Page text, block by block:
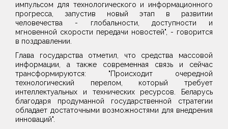
импульсом для технологического и информационного
прогресса, запустив новый этап в развитии
человечества - глобальности, доступности и
мгновенной скорости передачи новостей", - говорится
в поздравлении.
Глава государства отметил, что средства массовой
информации, а также современная связь и сейчас
трансформируются: "Происходит очередной
технологический перелом, который требует
интеллектуальных и технических ресурсов. Беларусь
благодаря продуманной государственной стратегии
обладает достаточными возможностями для внедрения
инноваций".